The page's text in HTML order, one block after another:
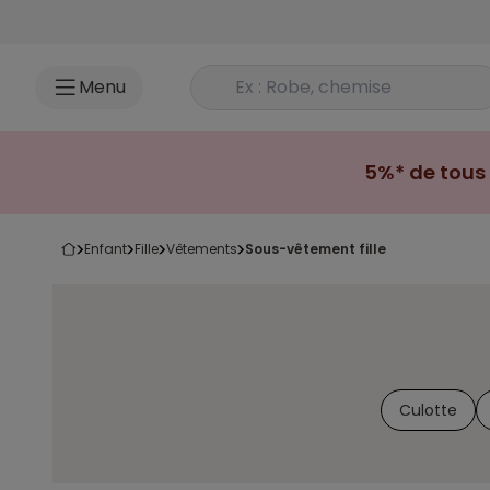
Menu Rechercher un produit
5%* de
enfant fille vêtements sous-vêtement fille
Culotte